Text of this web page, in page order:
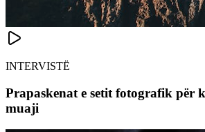
INTERVISTË
Prapaskenat e setit fotografik për
muaji